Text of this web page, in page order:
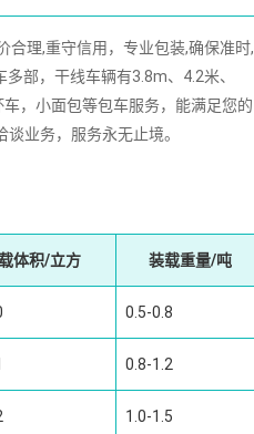
理,重守信用，专业包装,确保准时,
部，干线车辆有3.8m、4.2米、
，小面包等包车服务，能满足您的
业务，服务永无止境。
体积/立方 装载重量/吨
0.5-0.8
0.8-1.2
1.0-1.5